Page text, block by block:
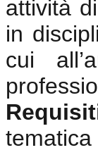
attività
in
cui